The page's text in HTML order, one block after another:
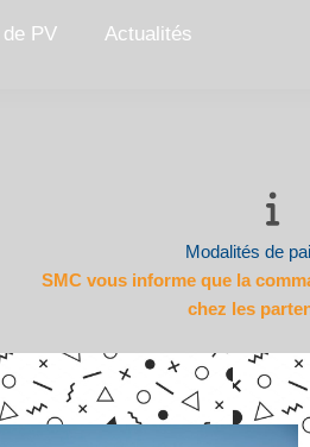
PV Actualités
Modalités de
SMC vous informe que la
chez les